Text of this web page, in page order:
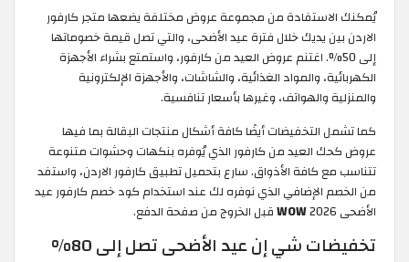
يُمكنك الاستفادة من مجموعة عروض مختلفة يضعها متجر كارفور
الاردن بين يديك خلال فترة عيد الأضحى، والتي تصل قيمة خصوماتها
إلى 50%. اغتنم عروض العيد من كارفور، واستمتع بشراء الأجهزة
الكهربائية، والمواد الغذائية، والشاشات، والأجهزة الإلكترونية
والمنزلية والهواتف، وغيرها بأسعار تنافسية.
كما تشمل التخفيضات أيضًا كافة أشكال منتجات البقالة بما فيها
عروض كحك العيد من كارفور الذي يُوفره بنكهات وحشوات متنوعة
تتناسب مع كافة الأذواق. سارع بتحميل تطبيق كارفور الاردن، واستفد
من الخصم الإضافي الذي نوفره لك عند استخدام كود خصم كارفور عيد
الأضحى 2026
WOWقبل الخروج من صفحة الدفع.
تخفيضات شي إن عيد الأضحى تصل إلى 80%